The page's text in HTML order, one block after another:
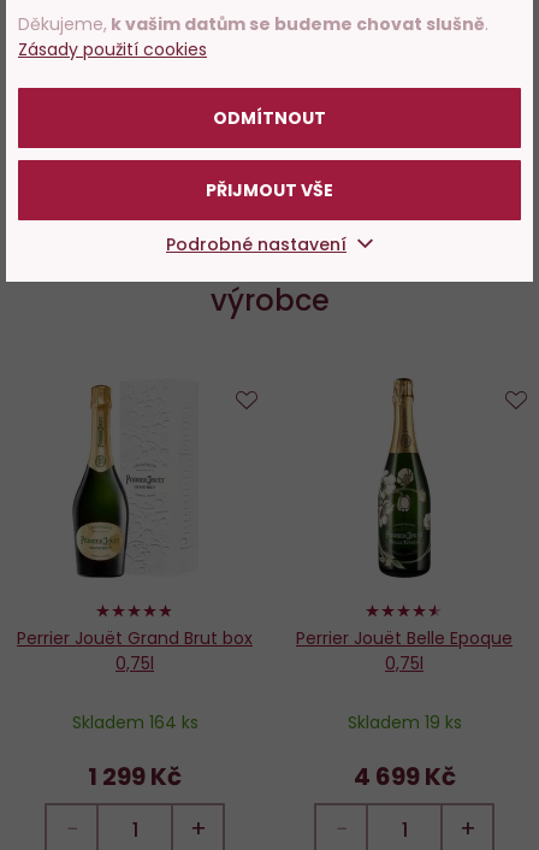
Perrier Jouët
VÍCE O VÝROBCI
Ochutnejte další produkty od
výrobce
96%
Perrier Jouët Grand Brut box
0,75l
Skladem 164 ks
1 299 Kč
− +
90%
Perrier Jouët Belle Epoque
0,75l
Skladem 19 ks
4 699 Kč
− +
Děkujeme, k vašim datům se budeme chovat slušně.
Zásady použití cookies
ODMÍTNOUT
PŘIJMOUT VŠE
Podrobné nastavení